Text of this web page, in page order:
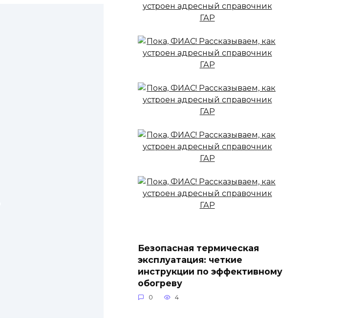
Безопасная термическая
эксплуатация: четкие
инструкции по эффективному
обогреву
0 4